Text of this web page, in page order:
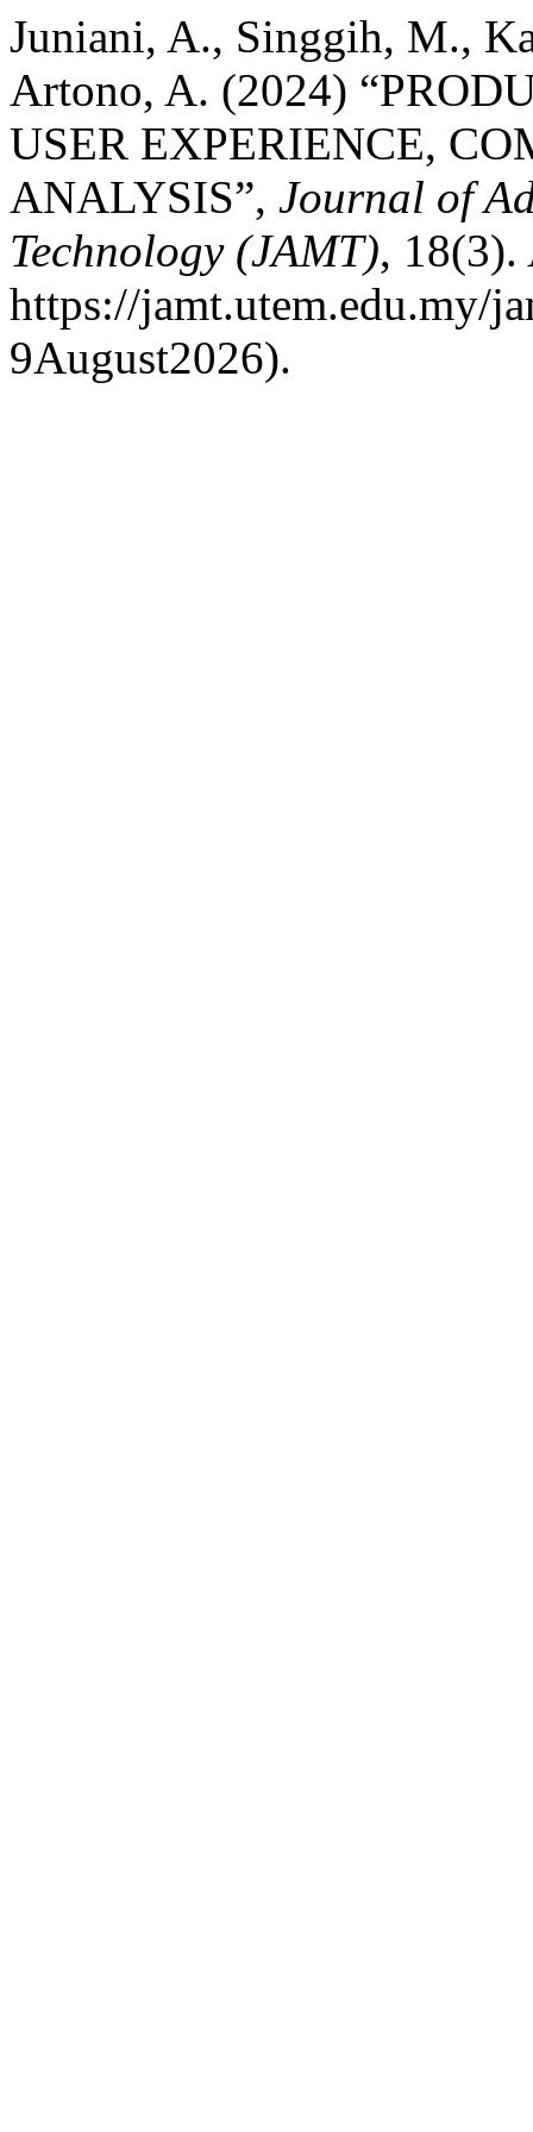
Juniani, A., Singgih, M.,
Artono, A. (2024)
USER EXPERIENCE,
ANALYSIS”, Journal of
Technology (JAMT), 18(3).
https://jamt.utem.edu.my/
9August2026).